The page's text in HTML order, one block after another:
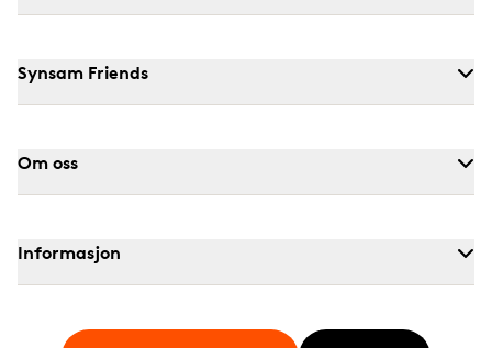
Synsam Friends
Om oss
Informasjon